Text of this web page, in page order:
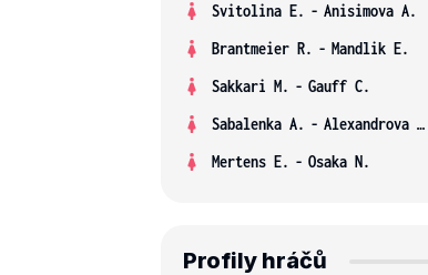
Svitolina E. - Anisimova A.
Brantmeier R. - Mandlik E.
Sakkari M. - Gauff C.
Sabalenka A. - Alexandrova E.
Mertens E. - Osaka N.
Profily hráčů